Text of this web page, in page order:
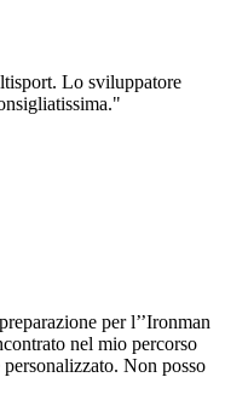
Lo sviluppatore
per l’’Ironman
nel mio percorso
Non posso